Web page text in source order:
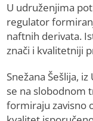
U udruženjima
regulator
naftnih derivata.
znači i kvalitetniji
Snežana Šešlija,
se na slobodnom
formiraju zavisno